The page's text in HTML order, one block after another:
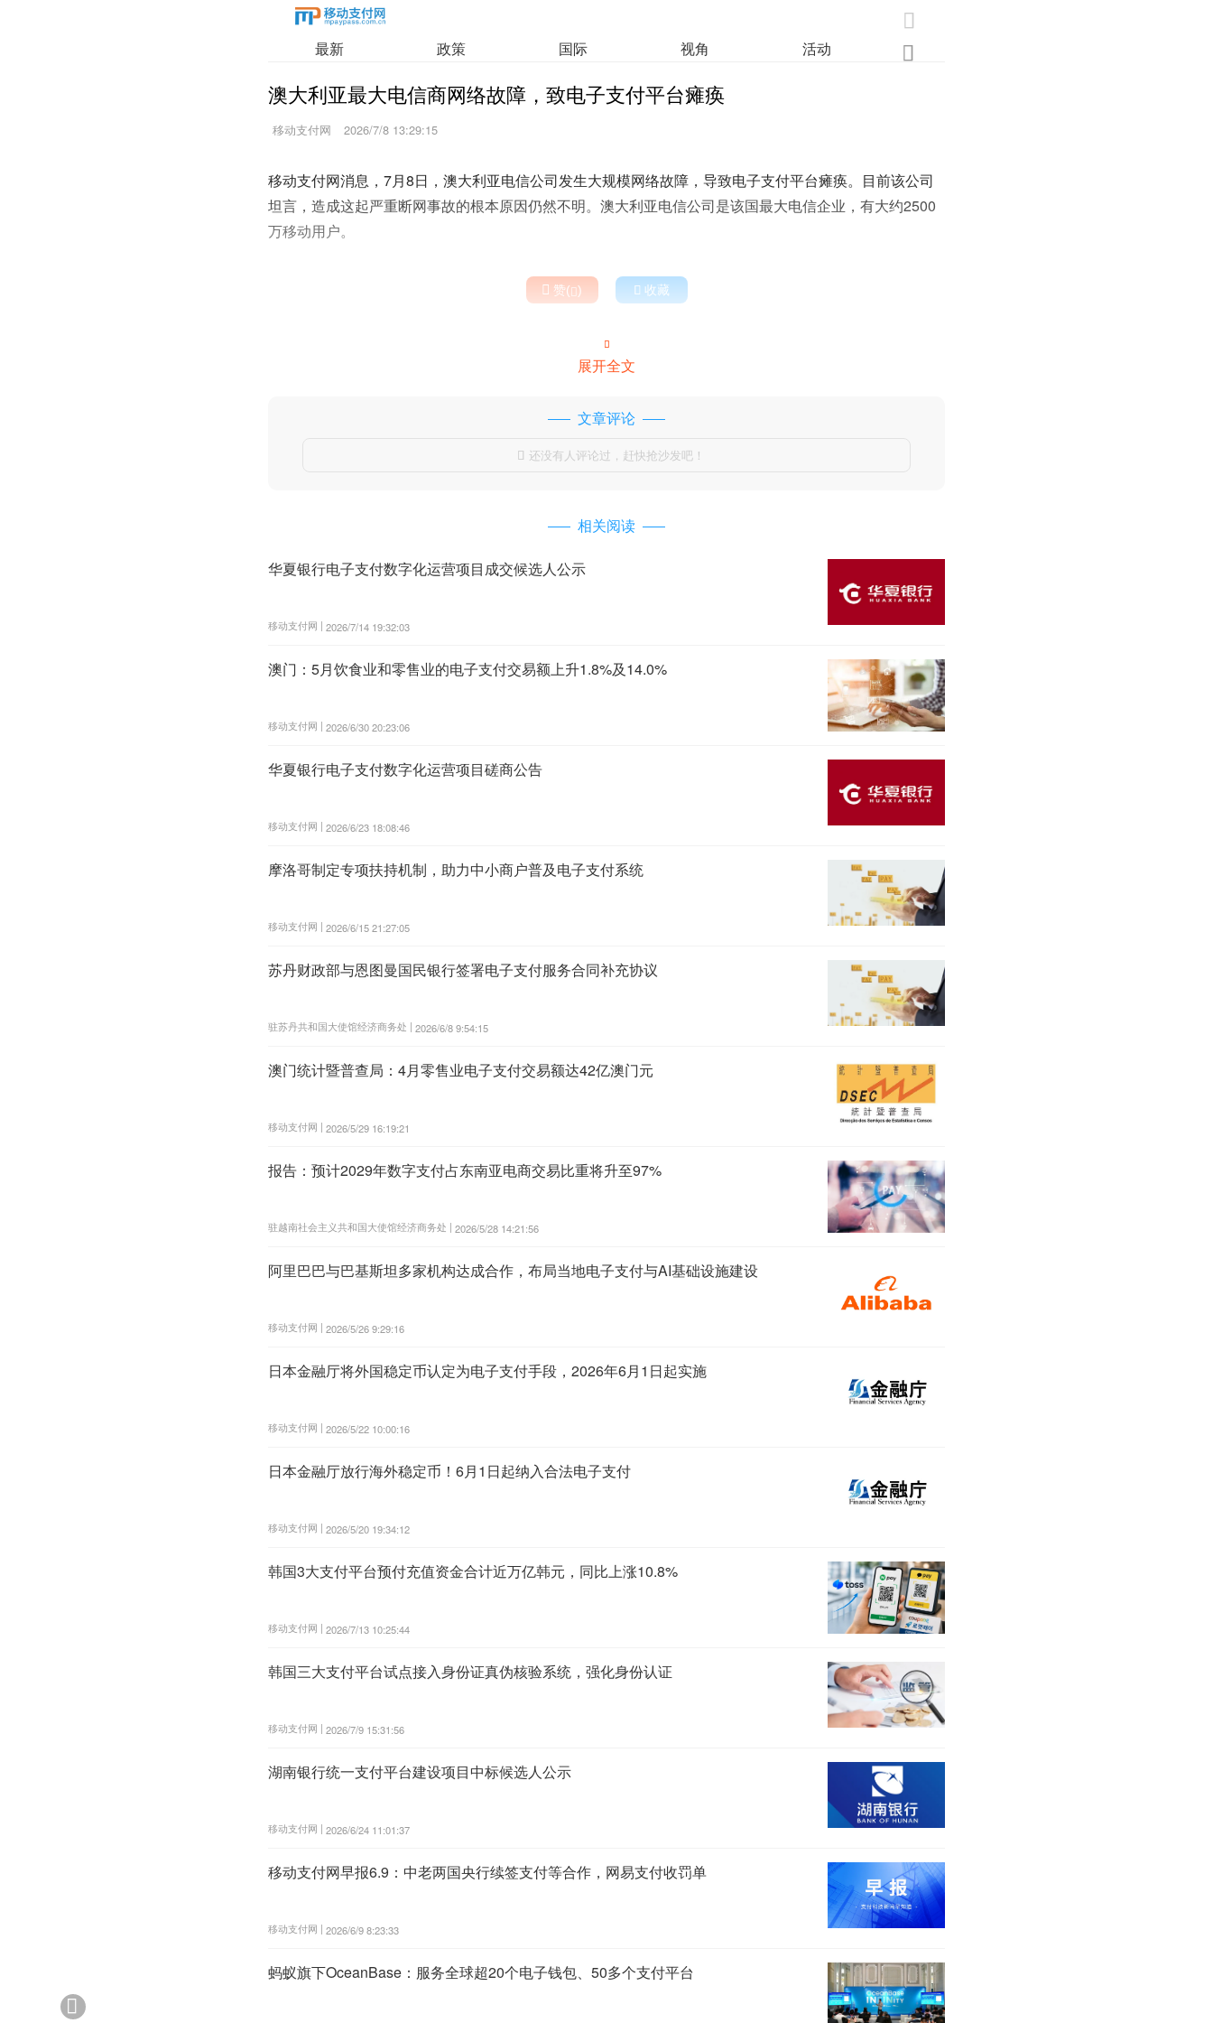

最新 政策 国际 视角 活动 
澳大利亚最大电信商网络故障，致电子支付平台瘫痪
移动支付网 2026/7/8 13:29:15
移动支付网消息，7月8日，澳大利亚电信公司发生大规模网络故障，导致电子支付平台瘫痪。目前该公司
坦言，造成这起严重断网事故的根本原因仍然不明。澳大利亚电信公司是该国最大电信企业，有大约2500
万移动用户。
 赞()  收藏

展开全文
文章评论
 还没有人评论过，赶快抢沙发吧！
相关阅读
华夏银行电子支付数字化运营项目成交候选人公示
移动支付网 | 2026/7/14 19:32:03
澳门：5月饮食业和零售业的电子支付交易额上升1.8%及14.0%
移动支付网 | 2026/6/30 20:23:06
华夏银行电子支付数字化运营项目磋商公告
移动支付网 | 2026/6/23 18:08:46
摩洛哥制定专项扶持机制，助力中小商户普及电子支付系统
移动支付网 | 2026/6/15 21:27:05
苏丹财政部与恩图曼国民银行签署电子支付服务合同补充协议
驻苏丹共和国大使馆经济商务处 | 2026/6/8 9:54:15
澳门统计暨普查局：4月零售业电子支付交易额达42亿澳门元
移动支付网 | 2026/5/29 16:19:21
报告：预计2029年数字支付占东南亚电商交易比重将升至97%
驻越南社会主义共和国大使馆经济商务处 | 2026/5/28 14:21:56
阿里巴巴与巴基斯坦多家机构达成合作，布局当地电子支付与AI基础设施建设
移动支付网 | 2026/5/26 9:29:16
日本金融厅将外国稳定币认定为电子支付手段，2026年6月1日起实施
移动支付网 | 2026/5/22 10:00:16
日本金融厅放行海外稳定币！6月1日起纳入合法电子支付
移动支付网 | 2026/5/20 19:34:12
韩国3大支付平台预付充值资金合计近万亿韩元，同比上涨10.8%
移动支付网 | 2026/7/13 10:25:44
韩国三大支付平台试点接入身份证真伪核验系统，强化身份认证
移动支付网 | 2026/7/9 15:31:56
湖南银行统一支付平台建设项目中标候选人公示
移动支付网 | 2026/6/24 11:01:37
移动支付网早报6.9：中老两国央行续签支付等合作，网易支付收罚单
移动支付网 | 2026/6/9 8:23:33
蚂蚁旗下OceanBase：服务全球超20个电子钱包、50多个支付平台
